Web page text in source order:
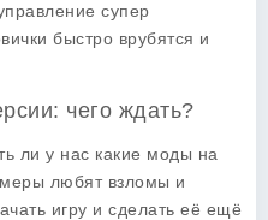
супер
быстро врубятся и
чего ждать?
ли у нас какие моды на
любят взломы и
игру и сделать её ещё